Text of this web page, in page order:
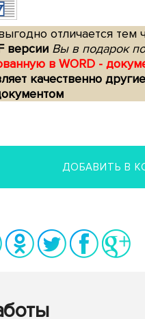
отличается тем
версии Вы в подарок
в WORD -
качественно
ДОБАВИТЬ В